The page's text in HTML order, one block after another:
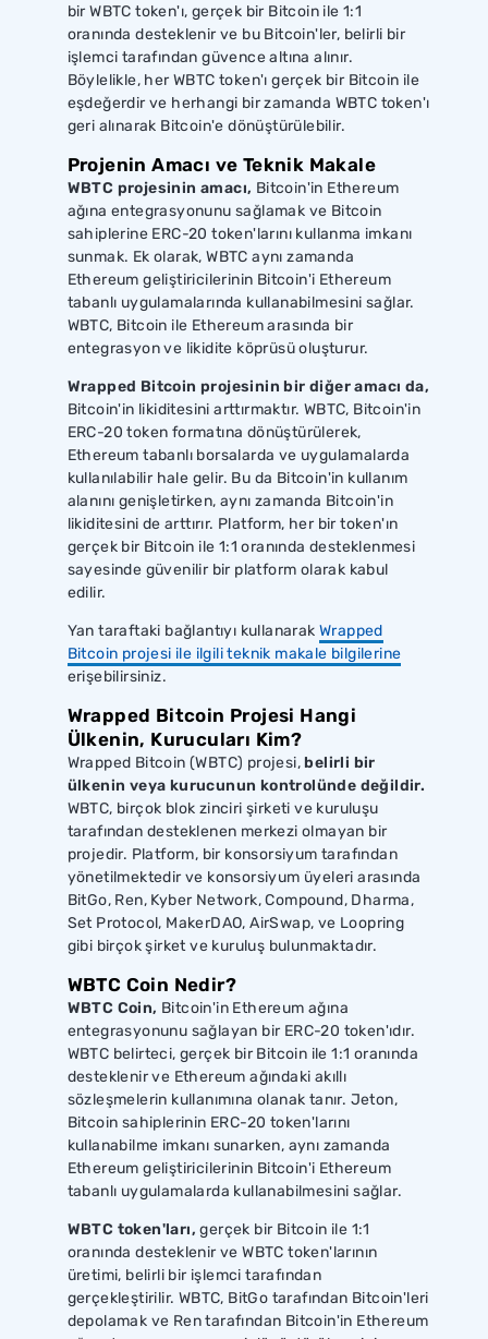
bir WBTC token'ı, gerçek bir Bitcoin ile 1:1
oranında desteklenir ve bu Bitcoin'ler, belirli bir
işlemci tarafından güvence altına alınır.
Böylelikle, her WBTC token'ı gerçek bir Bitcoin ile
eşdeğerdir ve herhangi bir zamanda WBTC token'ı
geri alınarak Bitcoin'e dönüştürülebilir.
Projenin Amacı ve Teknik Makale
WBTC projesinin amacı, Bitcoin'in Ethereum
ağına entegrasyonunu sağlamak ve Bitcoin
sahiplerine ERC-20 token'larını kullanma imkanı
sunmak. Ek olarak, WBTC aynı zamanda
Ethereum geliştiricilerinin Bitcoin'i Ethereum
tabanlı uygulamalarında kullanabilmesini sağlar.
WBTC, Bitcoin ile Ethereum arasında bir
entegrasyon ve likidite köprüsü oluşturur.
Wrapped Bitcoin projesinin bir diğer amacı da,
Bitcoin'in likiditesini arttırmaktır. WBTC, Bitcoin'in
ERC-20 token formatına dönüştürülerek,
Ethereum tabanlı borsalarda ve uygulamalarda
kullanılabilir hale gelir. Bu da Bitcoin'in kullanım
alanını genişletirken, aynı zamanda Bitcoin'in
likiditesini de arttırır. Platform, her bir token'ın
gerçek bir Bitcoin ile 1:1 oranında desteklenmesi
sayesinde güvenilir bir platform olarak kabul
edilir.
Yan taraftaki bağlantıyı kullanarak Wrapped
Bitcoin projesi ile ilgili teknik makale bilgilerine
erişebilirsiniz.
Wrapped Bitcoin Projesi Hangi
Ülkenin, Kurucuları Kim?
Wrapped Bitcoin (WBTC) projesi,belirli bir
ülkenin veya kurucunun kontrolünde değildir.
WBTC, birçok blok zinciri şirketi ve kuruluşu
tarafından desteklenen merkezi olmayan bir
projedir. Platform, bir konsorsiyum tarafından
yönetilmektedir ve konsorsiyum üyeleri arasında
BitGo, Ren, Kyber Network, Compound, Dharma,
Set Protocol, MakerDAO, AirSwap, ve Loopring
gibi birçok şirket ve kuruluş bulunmaktadır.
WBTC Coin Nedir?
WBTC Coin, Bitcoin'in Ethereum ağına
entegrasyonunu sağlayan bir ERC-20 token'ıdır.
WBTC belirteci, gerçek bir Bitcoin ile 1:1 oranında
desteklenir ve Ethereum ağındaki akıllı
sözleşmelerin kullanımına olanak tanır. Jeton,
Bitcoin sahiplerinin ERC-20 token'larını
kullanabilme imkanı sunarken, aynı zamanda
Ethereum geliştiricilerinin Bitcoin'i Ethereum
tabanlı uygulamalarda kullanabilmesini sağlar.
WBTC token'ları, gerçek bir Bitcoin ile 1:1
oranında desteklenir ve WBTC token'larının
üretimi, belirli bir işlemci tarafından
gerçekleştirilir. WBTC, BitGo tarafından Bitcoin'leri
depolamak ve Ren tarafından Bitcoin'in Ethereum